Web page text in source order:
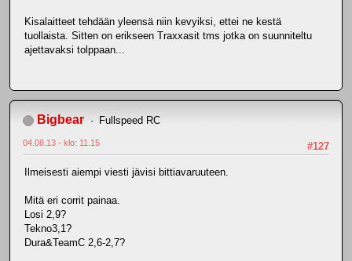
Kisalaitteet tehdään yleensä niin kevyiksi, ettei ne kestä
tuollaista. Sitten on erikseen Traxxasit tms jotka on suunniteltu
ajettavaksi tolppaan...
Bigbear Fullspeed RC
#127
04.08.13 - klo: 11.15
Ilmeisesti aiempi viesti jävisi bittiavaruuteen.
Mitä eri corrit painaa.
Losi 2,9?
Tekno3,1?
Dura&TeamC 2,6-2,7?